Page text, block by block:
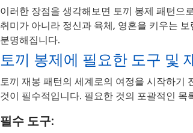
이러한 장점을 생각해보면 토끼 봉제 패턴으
취미가 아니라 정신과 육체, 영혼을 키우는
분명해집니다.
토끼 봉제에 필요한 도구 및
토끼 재봉 패턴의 세계로의 여정을 시작하기
것이 필수적입니다. 필요한 것의 포괄적인 목
필수 도구: